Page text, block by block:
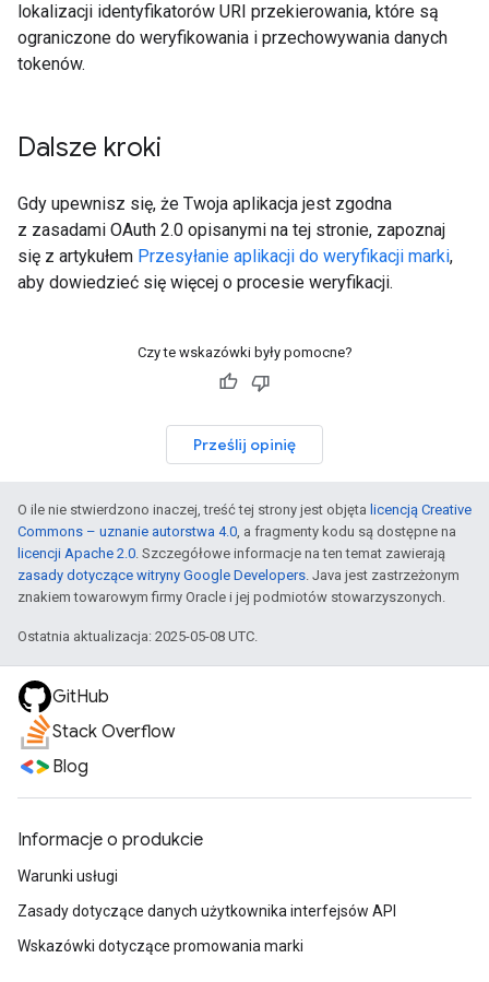
lokalizacji identyfikatorów URI przekierowania, które są
ograniczone do weryfikowania i przechowywania danych
tokenów.
Dalsze kroki
Gdy upewnisz się, że Twoja aplikacja jest zgodna
z zasadami OAuth 2.0 opisanymi na tej stronie, zapoznaj
się z artykułem Przesyłanie aplikacji do weryfikacji marki,
aby dowiedzieć się więcej o procesie weryfikacji.
Czy te wskazówki były pomocne?
Prześlij opinię
O ile nie stwierdzono inaczej, treść tej strony jest objęta licencją Creative
Commons – uznanie autorstwa 4.0, a fragmenty kodu są dostępne na
licencji Apache 2.0. Szczegółowe informacje na ten temat zawierają
zasady dotyczące witryny Google Developers. Java jest zastrzeżonym
znakiem towarowym firmy Oracle i jej podmiotów stowarzyszonych.
Ostatnia aktualizacja: 2025-05-08 UTC.
GitHub
Stack Overflow
Blog
Informacje o produkcie
Warunki usługi
Zasady dotyczące danych użytkownika interfejsów API
Wskazówki dotyczące promowania marki